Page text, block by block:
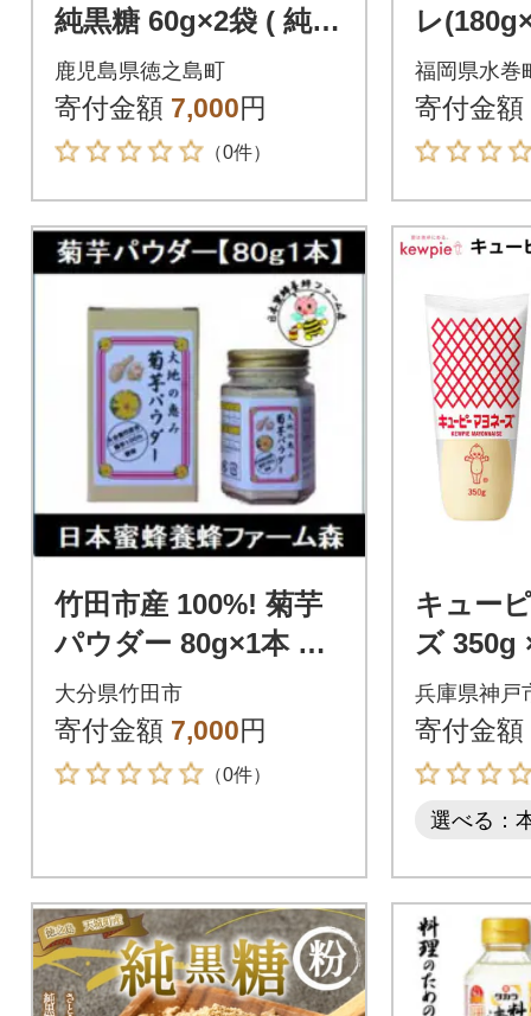
純黒糖 60g×2袋 ( 純黒
糖 黒糖 砂糖 徳之島 奄
美 )
鹿児島県徳之島町
寄付金額 7,000円
（0件）
レ
福岡県水巻
寄付金額
竹田市産 100%! 菊芋
パウダー 80g×1本 化
粧箱
大分県竹田市
寄付金額 7,000円
（0件）
キュー
ズ 350g
兵庫県神戸
寄付金額
選べる：